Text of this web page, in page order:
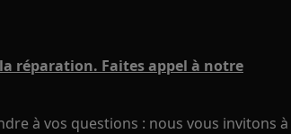
réparation. Faites appel à notre
à vos questions : nous vous invitons à